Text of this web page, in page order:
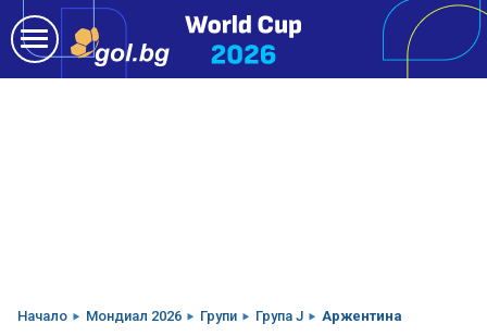
Начало Мондиал 2026 Групи Група J Аржентина